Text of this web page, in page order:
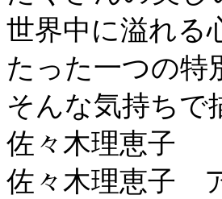
世界中に溢れる
たった一つの特
そんな気持ちで
佐々木理恵子
佐々木理恵子